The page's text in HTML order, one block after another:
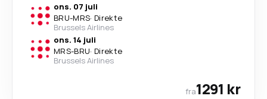
ons. 07 juli
BRU-MRS· Direkte
Brussels Airlines
ons. 14 juli
MRS-BRU· Direkte
Brussels Airlines
fra1291 kr